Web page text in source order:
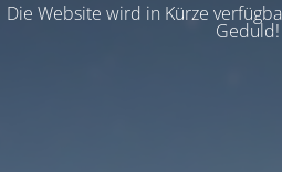
Die Website wird in Kürze
Geduld!